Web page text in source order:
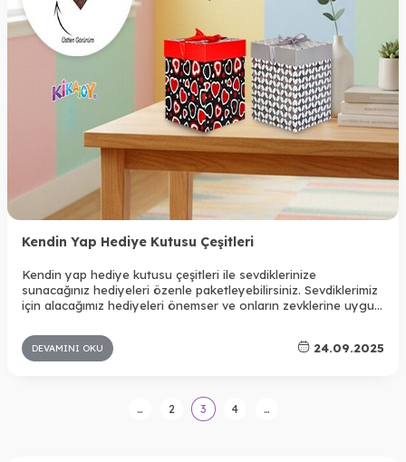
Kendin Yap Hediye Kutusu Çeşitleri
Kendin yap hediye kutusu çeşitleri ile sevdiklerinize
sunacağınız hediyeleri özenle paketleyebilirsiniz. Sevdiklerimiz
için alacağımız hediyeleri önemser ve onların zevklerine uygun
noktada nasıl bir paketleme yaptığımız gibi detaylar da
önemlidir.
DEVAMINI OKU 24.09.2025
… 2 3 4 …